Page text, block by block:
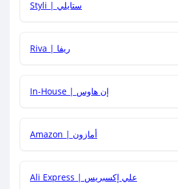
جمع كود خصم مع العروض الأخرى؟
Styli | ستايلي
Riva | ريفا
In-House | إن هاوس
Amazon | أمازون
Ali Express | علي إكسبريس